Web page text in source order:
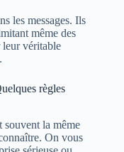
les messages. Ils
même des
leur véritable
règles
souvent la même
On vous